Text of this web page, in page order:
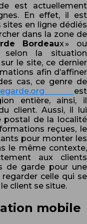
est actuellement
En effet, il est
en ligne dédiés
dans la zone de
Bordeaux » ou
la situation
le site, ce dernier
afin d’affiner
cas, ce genre de
est
entière, ainsi, il
client. Aussi, il lui
postal de la localité
reçues, le
pour monter les
le même contexte,
aux clients
de garde pour une
celle qui se
client se situe.
mobile